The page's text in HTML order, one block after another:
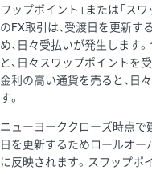
ワップポイント」または「ス
のFX取引は、受渡日を更新
め、日々受払いが発生します
と、日々スワップポイントを
金利の高い通貨を売ると、日
す。
ニューヨーククローズ時点で
日を更新するためロールオー
に反映されます。スワップポ